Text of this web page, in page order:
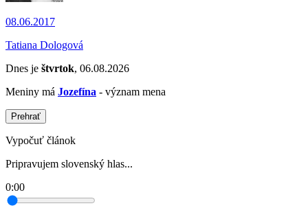
08.06.2017
Tatiana Dologová
Dnes je štvrtok, 06.08.2026
Meniny má Jozefína - význam mena
Prehrať
Vypočuť článok
Pripravujem slovenský hlas...
0:00